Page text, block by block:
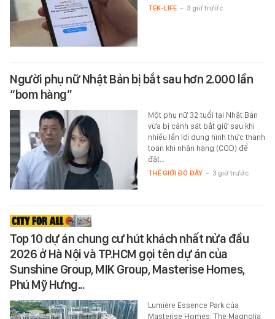
TEK-LIFE - 3 giờ trước
Người phụ nữ Nhật Bản bị bắt sau hơn 2.000 lần
“bom hàng”
Một phụ nữ 32 tuổi tại Nhật Bản
vừa bị cảnh sát bắt giữ sau khi
nhiều lần lợi dụng hình thức thanh
toán khi nhận hàng (COD) để
đặt…
THẾ GIỚI ĐÓ ĐÂY - 3 giờ trước
Top 10 dự án chung cư hút khách nhất nửa đầu
2026 ở Hà Nội và TP.HCM gọi tên dự án của
Sunshine Group, MIK Group, Masterise Homes,
Phú Mỹ Hưng...
Lumière Essence Park của
Masterise Homes, The Magnolia